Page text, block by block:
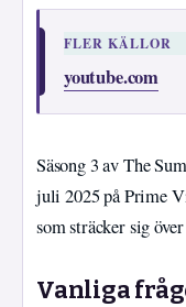
FLER KÄLLOR
youtube.com
Säsong 3 av The
juli 2025 på Prime
som sträcker sig
Vanliga